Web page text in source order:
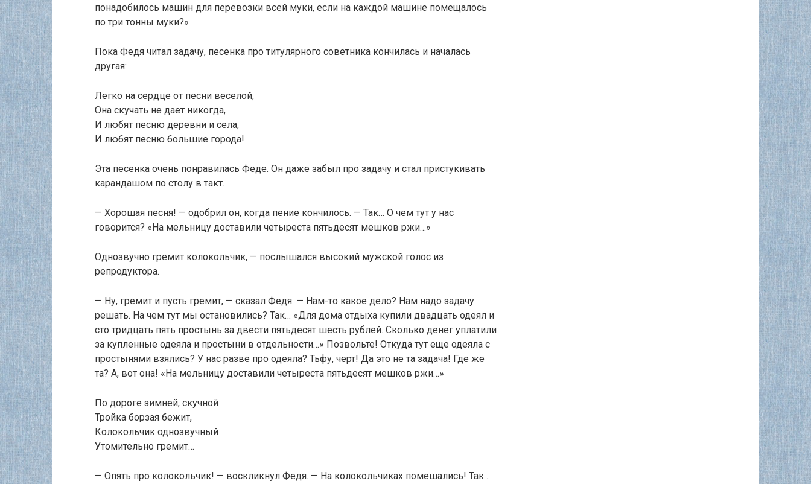
понадобилось машин для перевозки всей муки, если на каждой машине помещалось
по три тонны муки?»
Пока Федя читал задачу, песенка про титулярного советника кончилась и началась
другая:
Легко на сердце от песни веселой,
Она скучать не дает никогда,
И любят песню деревни и села,
И любят песню большие города!
Эта песенка очень понравилась Феде. Он даже забыл про задачу и стал пристукивать
карандашом по столу в такт.
— Хорошая песня! — одобрил он, когда пение кончилось. — Так… О чем тут у нас
говорится? «На мельницу доставили четыреста пятьдесят мешков ржи…»
Однозвучно гремит колокольчик, — послышался высокий мужской голос из
репродуктора.
— Ну, гремит и пусть гремит, — сказал Федя. — Нам-то какое дело? Нам надо задачу
решать. На чем тут мы остановились? Так… «Для дома отдыха купили двадцать одеял и
сто тридцать пять простынь за двести пятьдесят шесть рублей. Сколько денег уплатили
за купленные одеяла и простыни в отдельности…» Позвольте! Откуда тут еще одеяла с
простынями взялись? У нас разве про одеяла? Тьфу, черт! Да это не та задача! Где же
та? А, вот она! «На мельницу доставили четыреста пятьдесят мешков ржи…»
По дороге зимней, скучной
Тройка борзая бежит,
Колокольчик однозвучный
Утомительно гремит…
— Опять про колокольчик! — воскликнул Федя. — На колокольчиках помешались! Так…